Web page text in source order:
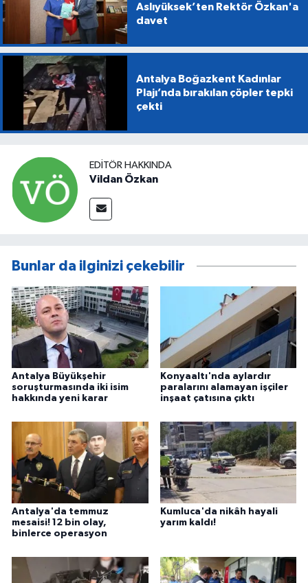
Aslıyüksek’ten Rektör Özkan'a
davet
Antalya Boğazkent Kadınlar
Plajı’nda bırakılan çöpler tepki
çekti
EDITÖR HAKKINDA
Vildan Özkan
Bunlar da ilginizi çekebilir
Antalya Büyükşehir
soruşturmasında iki isim
hakkında yeni karar
Konyaaltı'nda aylardır
paralarını alamayan işçiler
inşaat çatısına çıktı
Antalya'da temmuz
mesaisi! 12 bin olay,
binlerce operasyon
Kumluca'da nikâh hayali
yarım kaldı!